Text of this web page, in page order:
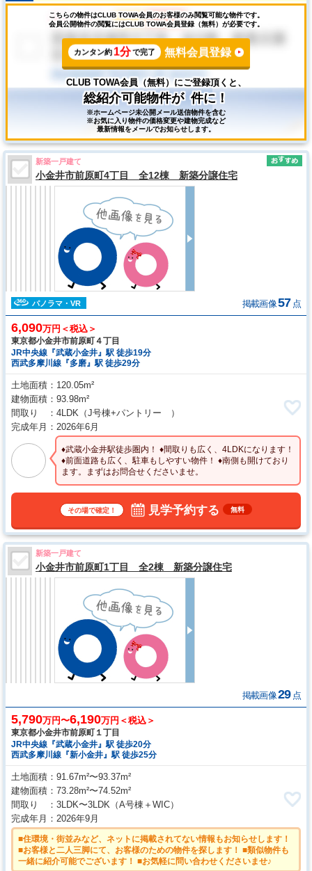
こちらの物件はCLUB TOWA会員のお客様のみ閲覧可能な物件です。
会員公開物件の閲覧にはCLUB TOWA会員登録（無料）が必要です。
カンタン約 1分で完了 無料会員登録
CLUB TOWA会員（無料）にご登録頂くと、
総紹介可能物件が 件に！
※ホームページ未公開メール送信物件を含む
※お気に入り物件の価格変更や建物完成など
最新情報をメールでお知らせします。
新築一戸建て
小金井市前原町4丁目 全12棟 新築分譲住宅
パノラマ・VR 掲載画像57 点
6,090万円＜税込＞
東京都小金井市前原町４丁目
JR中央線『武蔵小金井』駅 徒歩19分
西武多摩川線『多磨』駅 徒歩29分
土地面積
120.05m²
建物面積
93.98m²
間取り
4LDK （J号棟+パントリー ）
完成年月
2026年6月
♦武蔵小金井駅徒歩圏内！ ♦間取りも広く、4LDKになります！
♦前面道路も広く、駐車もしやすい物件！ ♦南側も開けており
ます。まずはお問合せくださいませ。
その場で確定！ 見学予約する 無料
新築一戸建て
小金井市前原町1丁目 全2棟 新築分譲住宅
掲載画像29 点
5,790万円〜6,190万円＜税込＞
東京都小金井市前原町１丁目
JR中央線『武蔵小金井』駅 徒歩20分
西武多摩川線『新小金井』駅 徒歩25分
土地面積
91.67m²〜93.37m²
建物面積
73.28m²〜74.52m²
間取り
3LDK〜3LDK （A号棟＋WIC）
完成年月
2026年9月
■住環境・街並みなど、ネットに掲載されてない情報もお知らせします！
■お客様と二人三脚にて、お客様のための物件を探します！ ■類似物件も
一緒に紹介可能でございます！ ■お気軽に問い合わせくださいませ♪